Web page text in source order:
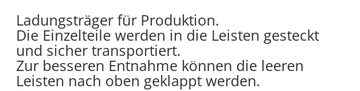
Ladungsträger für Produktion.
Die Einzelteile werden in die Leisten gesteckt
und sicher transportiert.
Zur besseren Entnahme können die leeren
Leisten nach oben geklappt werden.